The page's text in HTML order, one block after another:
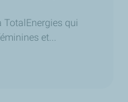
TotalEnergies qui
et...